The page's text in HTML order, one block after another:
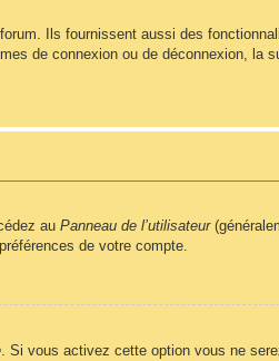
Ils fournissent aussi des
de connexion ou de déconnexion, la
au Panneau de l’utilisateur
de votre compte.
. Si vous activez cette option vous ne